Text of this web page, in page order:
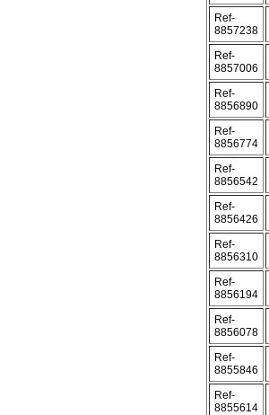
Ref-
8857238
Ref-
8857006
Ref-
8856890
Ref-
8856774
Ref-
8856542
Ref-
8856426
Ref-
8856310
Ref-
8856194
Ref-
8856078
Ref-
8855846
Ref-
8855614